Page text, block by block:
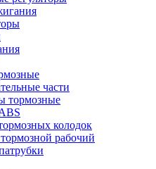
части
тормозные
колодок
рабочий